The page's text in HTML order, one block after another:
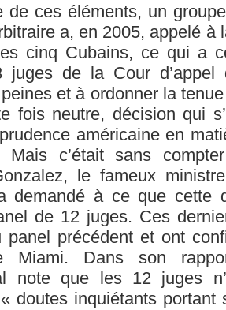
de ces éléments, un
a, en 2005, appelé à
cinq Cubains, ce qui a
juges de la Cour d’appel
et à ordonner la
fois neutre, décision qui
américaine en
Mais c’était sans
le fameux
demandé à ce que cette
de 12 juges. Ces
panel précédent et ont
Miami. Dans son
note que les 12 juges
doutes inquiétants portant